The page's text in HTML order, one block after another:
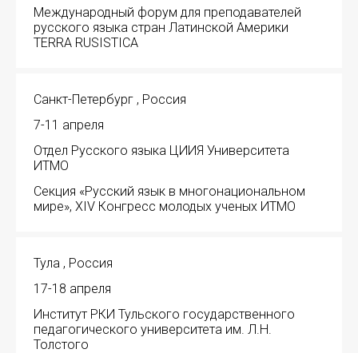
Международный форум для преподавателей
русского языка стран Латинской Америки
TERRA RUSISTICA
Санкт-Петербург , Россия
7-11 апреля
Отдел Русского языка ЦИИЯ Университета
ИТМО
Секция «Русский язык в многонациональном
мире», XIV Конгресс молодых ученых ИТМО
Тула , Россия
17-18 апреля
Институт РКИ Тульского государственного
педагогического университета им. Л.Н.
Толстого